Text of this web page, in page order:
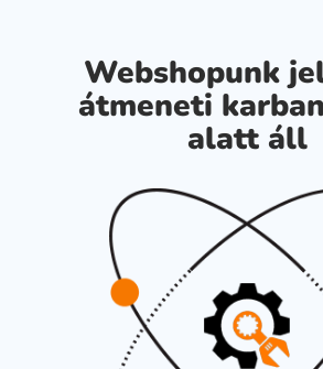
Webshopunk
átmeneti
alatt áll